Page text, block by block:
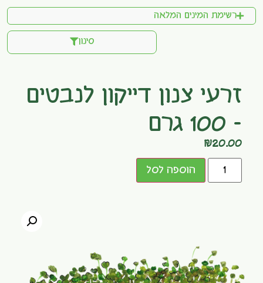
רשימת המינים המלאה
סינון
זרעי צנון דייקון לנבטים
– 100 גרם
₪20.00
הוספה לסל